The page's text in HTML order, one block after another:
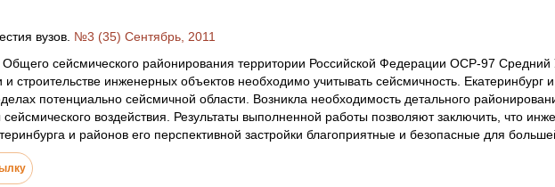
вузов. №3 (35) Сентябрь, 2011
Общего сейсмического районирования территории Российской Федерации ОСР-97
и строительстве инженерных объектов необходимо учитывать сейсмичность. Екатеринбург
потенциально сейсмичной области. Возникла необходимость детального
воздействия. Результаты выполненной работы позволяют заключить, что
и районов его перспективной застройки благоприятные и безопасные для